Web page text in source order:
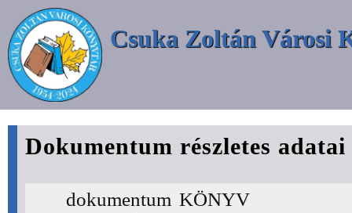
Csuka Zoltán Városi
Dokumentum részletes adatai
dokumentum KÖNYV